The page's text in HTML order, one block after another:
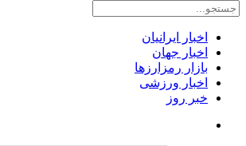
اخبار ایرانیان
اخبار جهان
بازار رمزارزها
اخبار ورزشی
خبر روز